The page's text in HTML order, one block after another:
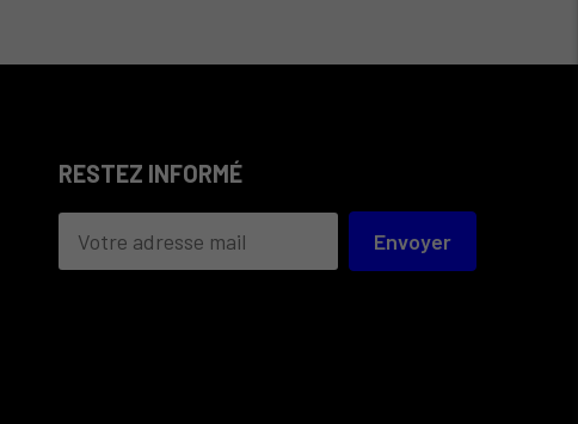
RESTEZ INFORMÉ
Envoyer